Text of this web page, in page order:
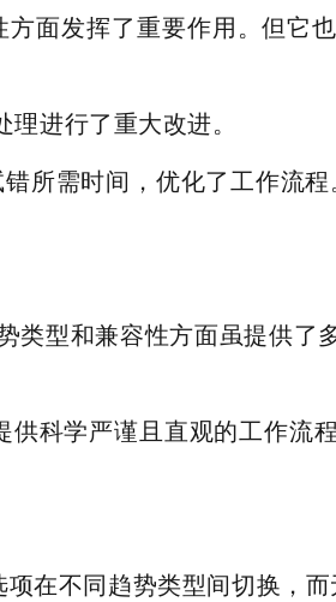
面发挥了重要作用。但它
进行了重大改进。
所需时间，优化了工作流
类型和兼容性方面虽提供
科学严谨且直观的工作流
在不同趋势类型间切换，而